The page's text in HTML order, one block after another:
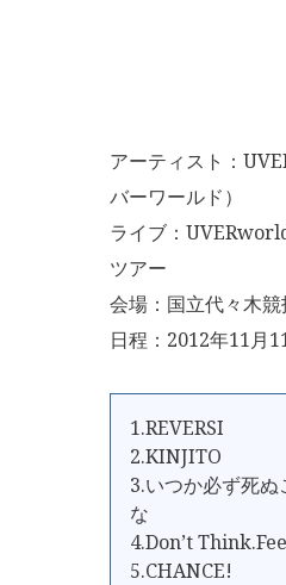
アーティスト：
バーワールド）
ライブ：
ツアー
会場：国立代々木
日程：2012年11月
1.REVERSI
2.KINJITO
3.いつか必ず死ぬ
な
4.Don’t
5.CHANCE!